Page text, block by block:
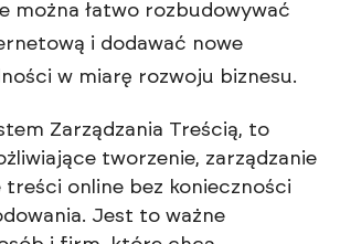
można łatwo rozbudowywać
i dodawać nowe
w miarę rozwoju biznesu.
Zarządzania Treścią, to
tworzenie, zarządzanie
treści online bez konieczności
Jest to ważne